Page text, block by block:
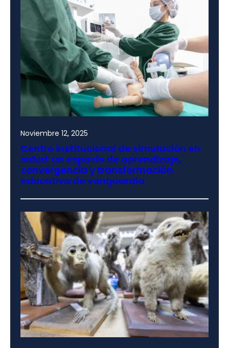
Noviembre 12, 2025
Centro institucional de simulación en
salud: un espacio de aprendizaje,
convergencia y transformación
educativa de vanguardia